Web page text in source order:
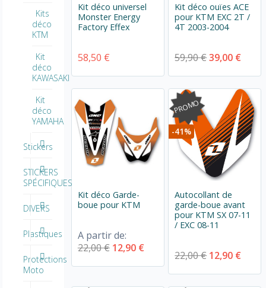
Kit déco universel
Monster Energy
Factory Effex
58,50 €
Kit déco ouïes ACE
pour KTM EXC 2T /
4T 2003-2004
59,90 €39,00 €
Kit déco Garde-
boue pour KTM
A partir de:
22,00 € 12,90 €
PROMO
-41%
Autocollant de
garde-boue avant
pour KTM SX 07-11
/ EXC 08-11
22,00 € 12,90 €
Kits
déco
KTM
Kit
déco
KAWASAKI
Kit
déco
YAMAHA
Stickers
STICKERS
SPÉCIFIQUES
DIVERS
Plastiques
Protections
Moto